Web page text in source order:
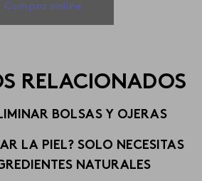
Compra online
RELACIONADOS
BOLSAS Y OJERAS
LA PIEL? SOLO NECESITAS
NATURALES